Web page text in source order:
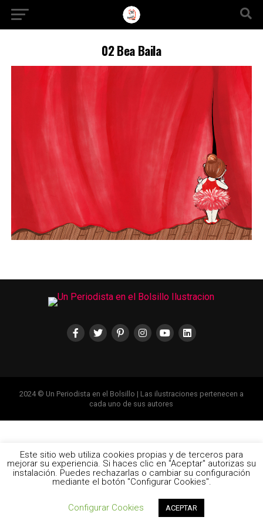
02 Bea Baila
2024 © Un Periodista en el Bolsillo | Las ilustraciones pertenecen a
cada uno de sus autores
Este sitio web utiliza cookies propias y de terceros para
mejorar su experiencia. Si haces clic en "Aceptar" autorizas su
instalación. Puedes rechazarlas o cambiar su configuración
mediante el botón "Configurar Cookies".
Configurar Cookies ACEPTAR
Ir a la versión móvil